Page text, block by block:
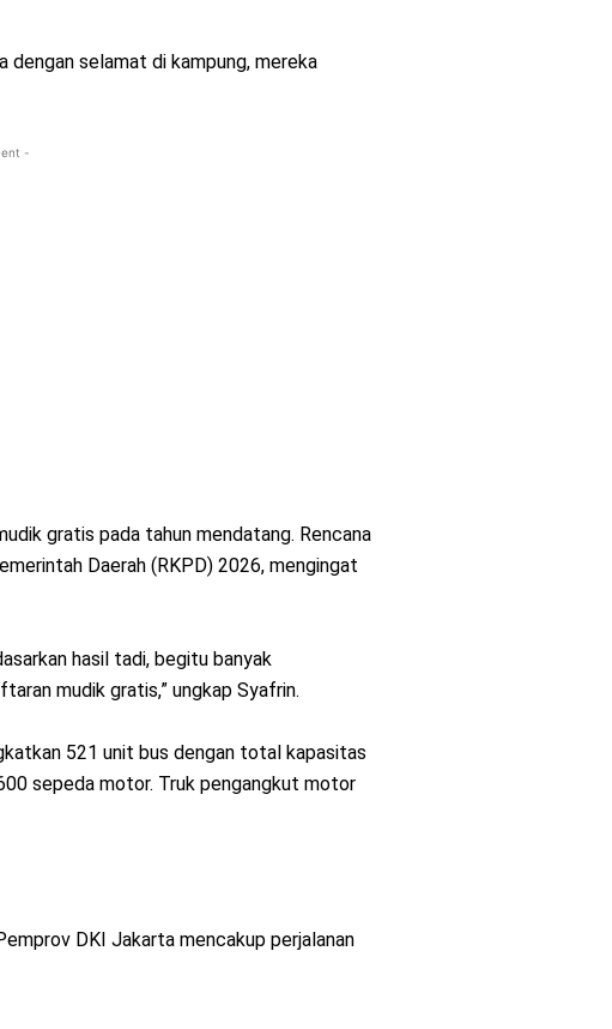
dengan selamat di kampung, mereka
-
gratis pada tahun mendatang. Rencana
Daerah (RKPD) 2026, mengingat
hasil tadi, begitu banyak
mudik gratis,” ungkap Syafrin.
521 unit bus dengan total kapasitas
sepeda motor. Truk pengangkut motor
DKI Jakarta mencakup perjalanan